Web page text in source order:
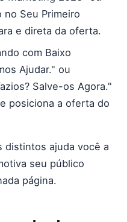
no Seu Primeiro
e direta da oferta.
com Baixo
Ajudar." ou
Salve-os Agora."
posiciona a oferta do
distintos ajuda você a
seu público
página.